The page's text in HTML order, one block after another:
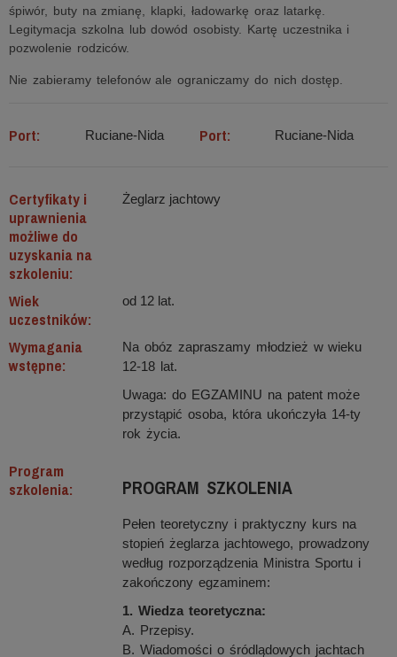
śpiwór, buty na zmianę, klapki, ładowarkę oraz latarkę.
Legitymacja szkolna lub dowód osobisty. Kartę uczestnika i
pozwolenie rodziców.
Nie zabieramy telefonów ale ograniczamy do nich dostęp.
Port: Ruciane-Nida Port: Ruciane-Nida
Certyfikaty i
uprawnienia
możliwe do
uzyskania na
szkoleniu:
Żeglarz jachtowy
Wiek
uczestników:
od 12 lat.
Wymagania
wstępne:
Na obóz zapraszamy młodzież w wieku
12-18 lat.
Uwaga: do EGZAMINU na patent może
przystąpić osoba, która ukończyła 14-ty
rok życia.
Program
szkolenia:
PROGRAM SZKOLENIA
Pełen teoretyczny i praktyczny kurs na
stopień żeglarza jachtowego, prowadzony
według rozporządzenia Ministra Sportu i
zakończony egzaminem:
1. Wiedza teoretyczna:
A. Przepisy.
B. Wiadomości o śródlądowych jachtach